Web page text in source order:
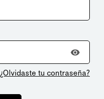
¿Olvidaste tu contraseña?